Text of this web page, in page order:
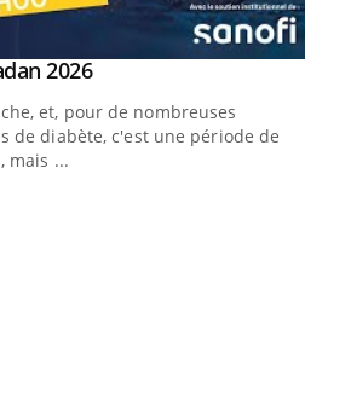
2026Youtube
et, pour de nombreuses
de diabète, c'est une période de
mais ...